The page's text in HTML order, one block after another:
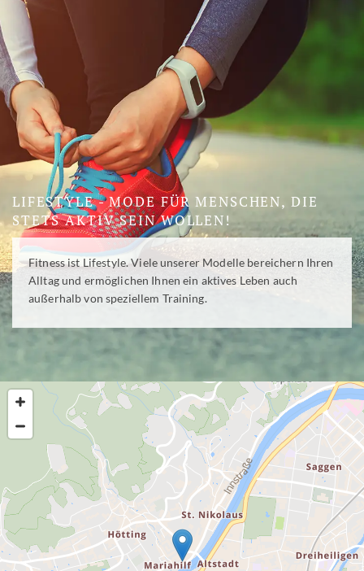
LIFESTYLE - MODE FÜR MENSCHEN, DIE
STETS AKTIV SEIN WOLLEN!
Fitness ist Lifestyle. Viele unserer Modelle bereichern Ihren
Alltag und ermöglichen Ihnen ein aktives Leben auch
außerhalb von speziellem Training.